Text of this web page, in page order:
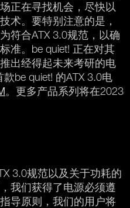
正在寻找机会，尽快以
术。要特别注意的是，
符合ATX 3.0规范，以确
准。be quiet! 正在对其
出经得起未来考研的电
款be quiet! 的ATX 3.0电
。更多产品系列将在2023
3.0规范以及关于功耗的
我们获得了电源必须遵
导原则，我们的用户将